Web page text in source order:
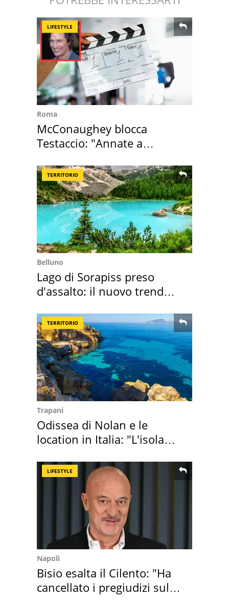
LIFESTYLE
Roma
McConaughey blocca
Testaccio: "Annate a
TERRITORIO
Belluno
Lago di Sorapiss preso
d'assalto: il nuovo trend
TERRITORIO
Trapani
Odissea di Nolan e le
location in Italia: "L'isola
LIFESTYLE
Napoli
Bisio esalta il Cilento: "Ha
cancellato i pregiudizi sul